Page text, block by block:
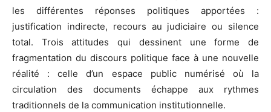
les différentes réponses politiques apportées :
justification indirecte, recours au judiciaire ou silence
total. Trois attitudes qui dessinent une forme de
fragmentation du discours politique face à une nouvelle
réalité : celle d’un espace public numérisé où la
circulation des documents échappe aux rythmes
traditionnels de la communication institutionnelle.